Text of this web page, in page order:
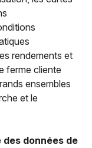
rendements et
ferme cliente
ensembles
et le
données de